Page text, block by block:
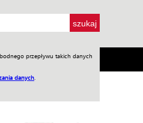
przepływu takich danych
danych
w WIW